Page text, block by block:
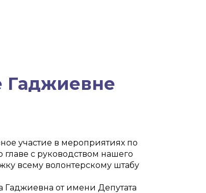
Гаджиевне
участие в мероприятиях по
с руководством нашего
всему волонтерскому штабу
от имени Депутата